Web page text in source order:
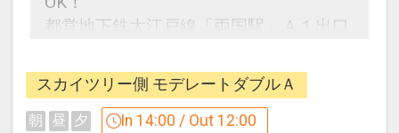
都営地下鉄大江戸線「両国駅」Ａ１出口
◆両国国技館・江戸東京博物館も近く、
東京スカイツリー(R)まで路線バス約１
０分！
スカイツリー側 モデレートダブルＡ
朝 昼 夕 In 14:00 / Out 12:00